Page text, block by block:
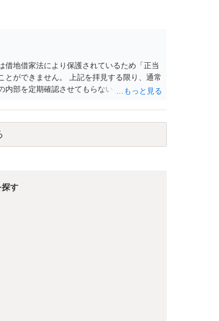
、ペット霊園等への納骨を検討されるのが
地借家法により保護されているため「正当
とができません。 上記を拝見する限り、通常
内部を定期確認させてもらないこと」が直ち
してみるのはいかがでしょうか。 過去に賃借
なり、また刑事的にも住居侵入罪が成立する
るのも一つでしょう。
探す